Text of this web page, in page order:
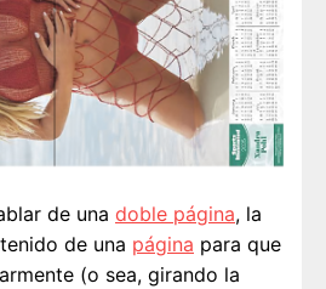
de una doble página, la
de una página para que
(o sea, girando la